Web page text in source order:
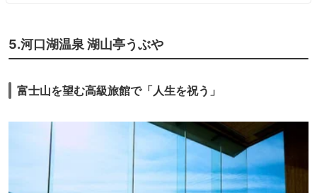
5.河口湖温泉 湖山亭うぶや
富士山を望む高級旅館で「人生を祝う」